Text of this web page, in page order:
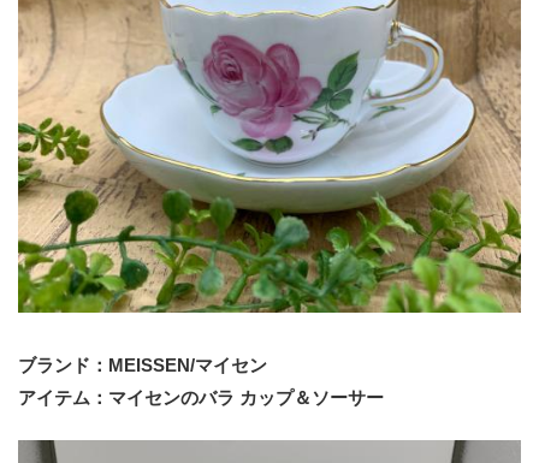
ブランド：MEISSEN/マイセン
アイテム：マイセンのバラ カップ＆ソーサー